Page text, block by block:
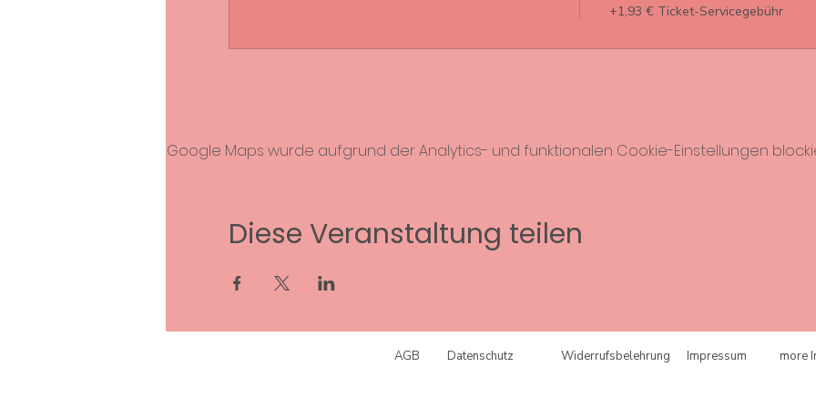
+1,93 € Ticket-Servicegebühr
Google Maps wurde aufgrund der Analytics- und funktionalen Cookie-Einstellungen
Diese Veranstaltung teilen
Datenschutz
AGB Widerrufsbelehrung Impressum more